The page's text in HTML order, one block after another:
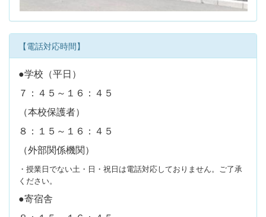
【電話対応時間】
●学校（平日）
７：４５～１６：４５
（本校保護者）
８：１５～１６：４５
（外部関係機関）
・授業日でない土・日・祝日は電話対応しておりません。ご了承
ください。
●寄宿舎